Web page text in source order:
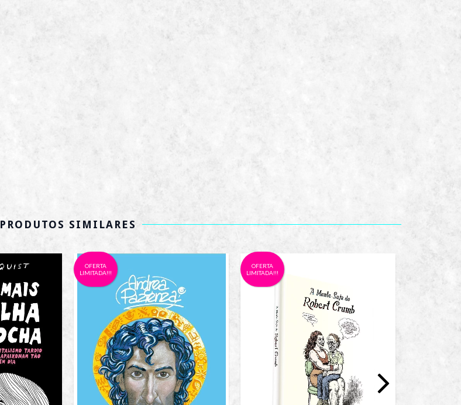
PRODUTOS SIMILARES
OFERTA
LIMITADA!!!
OFERTA
LIMITADA!!!